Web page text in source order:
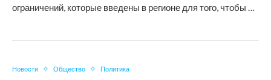
ограничений, которые введены в регионе для того, чтобы …
Новости Общество Политика